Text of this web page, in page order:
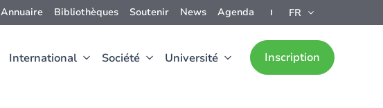
Annuaire Bibliothèques Soutenir News Agenda FR
International Société Université Inscription